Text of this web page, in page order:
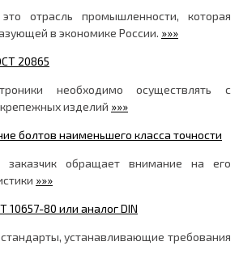
отрасль промышленности, которая
в экономике России. »»»
20865
необходимо осуществлять с
изделий »»»
болтов наименьшего класса точности
обращает внимание на его
»»»
10657-80 или аналог DIN
устанавливающие требования